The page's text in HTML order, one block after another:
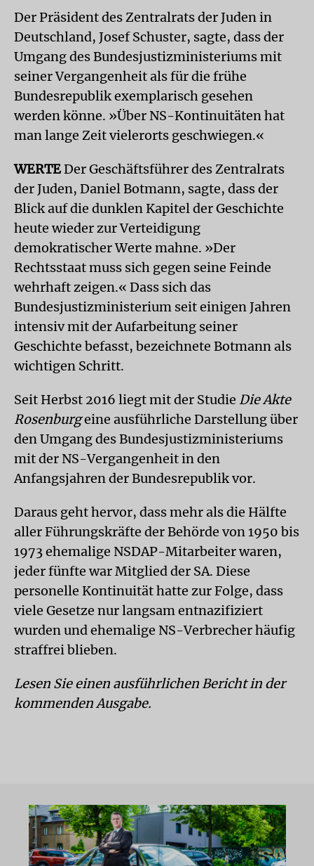
Der Präsident des Zentralrats der Juden in
Deutschland, Josef Schuster, sagte, dass der
Umgang des Bundesjustizministeriums mit
seiner Vergangenheit als für die frühe
Bundesrepublik exemplarisch gesehen
werden könne. »Über NS-Kontinuitäten hat
man lange Zeit vielerorts geschwiegen.«
WERTEDer Geschäftsführer des Zentralrats
der Juden, Daniel Botmann, sagte, dass der
Blick auf die dunklen Kapitel der Geschichte
heute wieder zur Verteidigung
demokratischer Werte mahne. »Der
Rechtsstaat muss sich gegen seine Feinde
wehrhaft zeigen.« Dass sich das
Bundesjustizministerium seit einigen Jahren
intensiv mit der Aufarbeitung seiner
Geschichte befasst, bezeichnete Botmann als
wichtigen Schritt.
Seit Herbst 2016 liegt mit der Studie Die Akte
Rosenburgeine ausführliche Darstellung über
den Umgang des Bundesjustizministeriums
mit der NS-Vergangenheit in den
Anfangsjahren der Bundesrepublik vor.
Daraus geht hervor, dass mehr als die Hälfte
aller Führungskräfte der Behörde von 1950 bis
1973 ehemalige NSDAP-Mitarbeiter waren,
jeder fünfte war Mitglied der SA. Diese
personelle Kontinuität hatte zur Folge, dass
viele Gesetze nur langsam entnazifiziert
wurden und ehemalige NS-Verbrecher häufig
straffrei blieben.
Lesen Sie einen ausführlichen Bericht in der
kommenden Ausgabe.